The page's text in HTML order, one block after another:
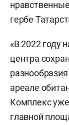
гербе
«В 2022 году
центра
ареале
Комплекс
главной